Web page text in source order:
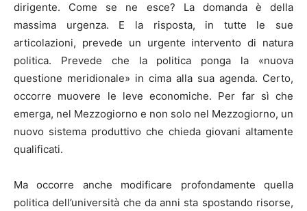
dirigente. Come se ne esce? La domanda è della
massima urgenza. E la risposta, in tutte le sue
articolazioni, prevede un urgente intervento di natura
politica. Prevede che la politica ponga la «nuova
questione meridionale» in cima alla sua agenda. Certo,
occorre muovere le leve economiche. Per far sì che
emerga, nel Mezzogiorno e non solo nel Mezzogiorno, un
nuovo sistema produttivo che chieda giovani altamente
qualificati.
Ma occorre anche modificare profondamente quella
politica dell’università che da anni sta spostando risorse,